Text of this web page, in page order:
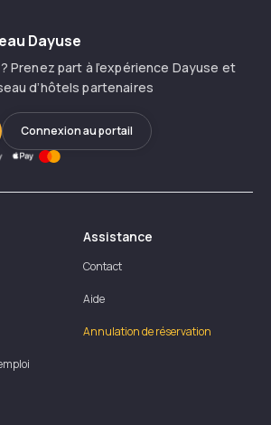
Dayuse
Prenez part à l’expérience Dayuse et
d’hôtels partenaires
Connexion au portail
Assistance
Contact
Aide
Annulation de réservation